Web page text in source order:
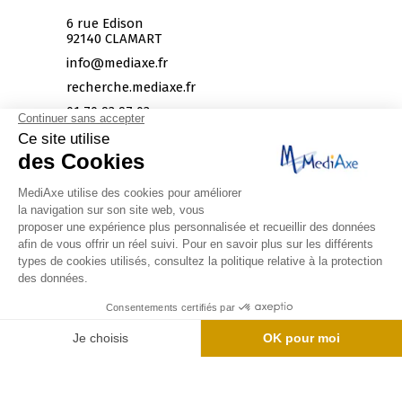
ITINÉRAIRE
mail
01 70 93 97 03
6 rue Edison
92140 CLAMART
info@mediaxe.fr
recherche.mediaxe.fr
01 70 93 97 03
Itinéraire
HORAIRES
Du lundi au vendredi de 9h00 à 18h00
Politique de confidentialité